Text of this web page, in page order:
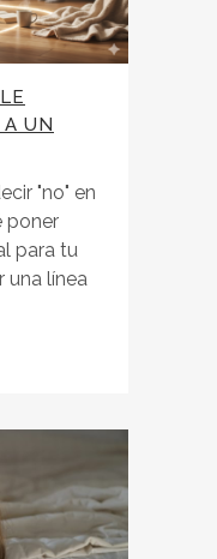
UN
"no" en
poner
para tu
una línea